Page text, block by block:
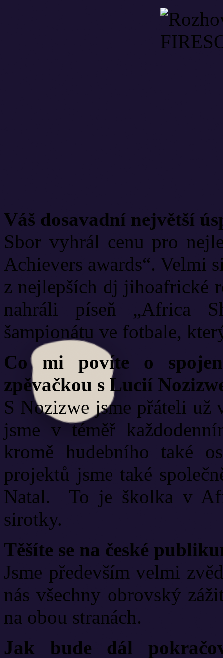
Váš dosavadní největší
Sbor vyhrál cenu pro
Achievers awards“. Velmi
z nejlepších dj jihoafrické
nahráli píseň „Africa
šampionátu ve fotbale,
Co mi povíte o
zpěvačkou s Lucií
S Nozizwe jsme přáteli už
jsme v téměř
kromě hudebního také
projektů jsme také
Natal. To je školka v
sirotky.
Těšíte se na české
Jsme především velmi
nás všechny obrovský
na obou stranách.
Jak bude dál